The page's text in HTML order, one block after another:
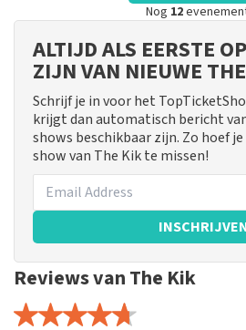
Nog 12
ALTIJD ALS EERSTE
ZIJN VAN NIEUWE
Schrijf je in voor het
krijgt dan automatisch bericht
shows beschikbaar zijn. Zo hoef
show van The Kik te missen!
Reviews van The Kik